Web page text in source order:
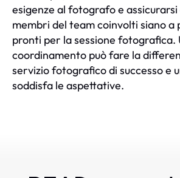
esigenze al fotografo e
membri del team coinvolti siano a
pronti per la sessione fotografica.
coordinamento può fare la
servizio fotografico di successo e
soddisfa le aspettative.